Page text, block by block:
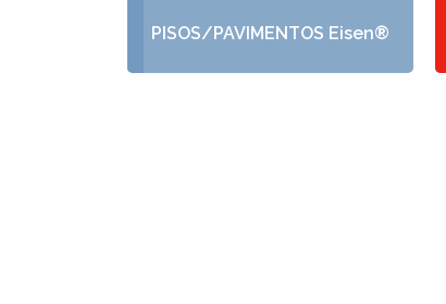
PISOS/PAVIMENTOS Eisen®